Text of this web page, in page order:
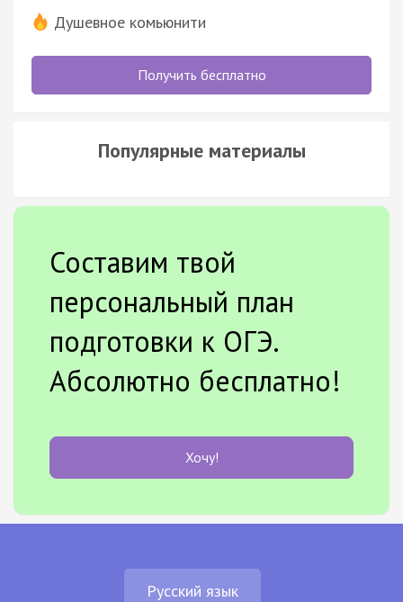
Душевное комьюнити
Получить бесплатно
Популярные материалы
Составим твой
персональный план
подготовки к ОГЭ.
Абсолютно бесплатно!
Хочу!
Русский язык